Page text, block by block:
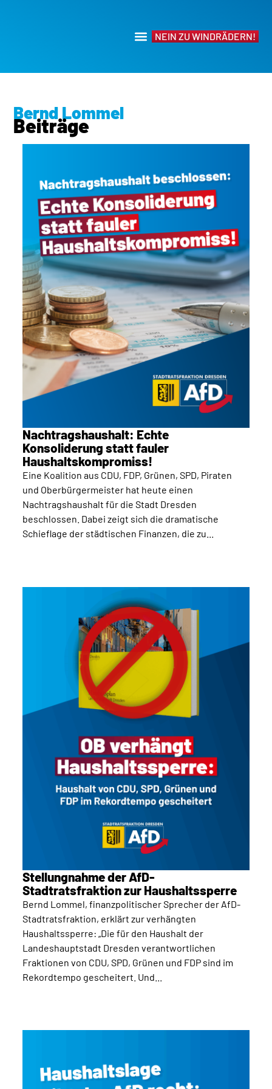
NEIN ZU WINDRÄDERN!
Bernd Lommel
Beiträge
Nachtragshaushalt: Echte
Konsoliderung statt fauler
Haushaltskompromiss!
Eine Koalition aus CDU, FDP, Grünen, SPD, Piraten
und Oberbürgermeister hat heute einen
Nachtragshaushalt für die Stadt Dresden
beschlossen. Dabei zeigt sich die dramatische
Schieflage der städtischen Finanzen, die zu...
Stellungnahme der AfD-
Stadtratsfraktion zur Haushaltssperre
Bernd Lommel, finanzpolitischer Sprecher der AfD-
Stadtratsfraktion, erklärt zur verhängten
Haushaltssperre: „Die für den Haushalt der
Landeshauptstadt Dresden verantwortlichen
Fraktionen von CDU, SPD, Grünen und FDP sind im
Rekordtempo gescheitert. Und...